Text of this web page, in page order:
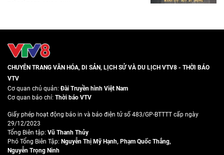
CHUYÊN TRANG VĂN HÓA, DI SẢN, LỊCH SỬ VÀ DU LỊCH VTV8 - THỜI BÁO
VTV
Cơ quan chủ quản:Đài Truyền hình Việt Nam
Cơ quan báo chí: Thời báo VTV
Giấy phép hoạt động báo in và báo điện tử số 483/GP-BTTTT cấp ngày
29/12/2023
Tổng Biên tập: Vũ Thanh Thủy
Phó Tổng Biên Tập: Nguyễn Thị Mỹ Hạnh, Phạm Quốc Thắng,
Nguyễn Trọng Ninh